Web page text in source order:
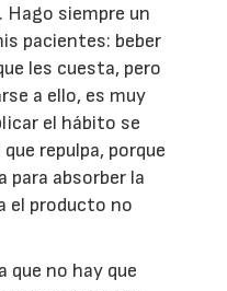
Hago siempre un
pacientes: beber
les cuesta, pero
a ello, es muy
el hábito se
repulpa, porque
para absorber la
el producto no
que no hay que